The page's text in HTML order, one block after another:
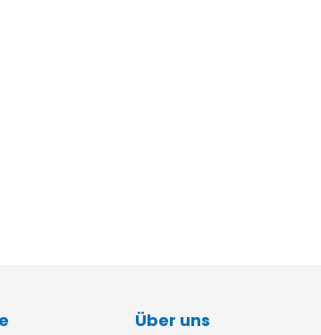
Über uns